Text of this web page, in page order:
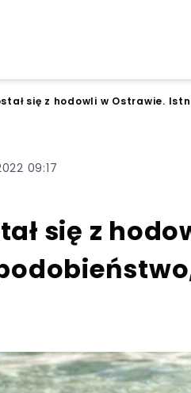
się z hodowli w Ostrawie.
09:17
się z